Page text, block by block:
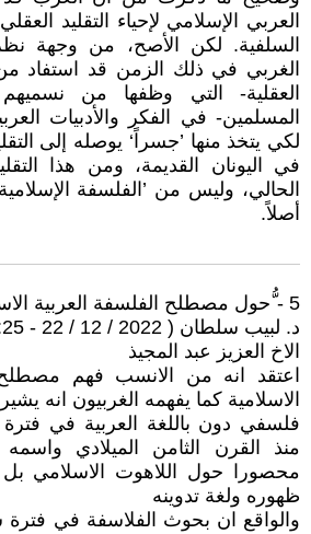
العربي الإسلامي لإحياء التقليد
السلفية. لكن الأصح، من وجهة
الغربي في ذلك الزمن قد استفاد
العقلية- التي وظفها من
المسلمين- في الفكر والأدبيات
لكي يتخذ منها ’جسراً‘ يوصله إلى
في اليونان القديمة، ومن هذا
الحالي، وليس من ’الفلسفة
أصلاً.
5 - ُّحول مصطلح الفلسفة العربية الاسلامية
د. لبيب سلطان ( 2022 / 12 / 22 - 20:25 )
الاخ العزيز عبد المجيذ
اعتقد انه من الانسب فهم مصطلح
الاسلامية كما يفهمه الغربيون انه
فلسفي دون باللغة العربية في فترة
منذ القرن الثامن الميلادي
محصورا حول اللاهوت الاسلامي بل
ظهوره ولغة تدوينه
والواقع ان بحوث الفلاسفة في فترة